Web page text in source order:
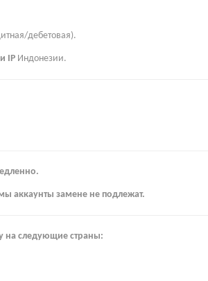
дебетовая).
IP Индонезии.
аккаунты замене не подлежат.
на следующие страны: